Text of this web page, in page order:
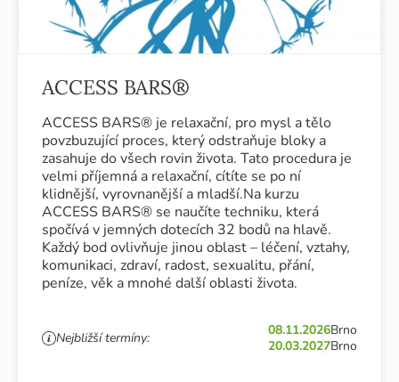
ACCESS BARS®
ACCESS BARS® je relaxační, pro mysl a tělo
povzbuzující proces, který odstraňuje bloky a
zasahuje do všech rovin života. Tato procedura je
velmi příjemná a relaxační, cítíte se po ní
klidnější, vyrovnanější a mladší.Na kurzu
ACCESS BARS® se naučíte techniku, která
spočívá v jemných dotecích 32 bodů na hlavě.
Každý bod ovlivňuje jinou oblast – léčení, vztahy,
komunikaci, zdraví, radost, sexualitu, přání,
peníze, věk a mnohé další oblasti života.
Nejbližší termíny: 08.11.2026Brno
20.03.2027Brno